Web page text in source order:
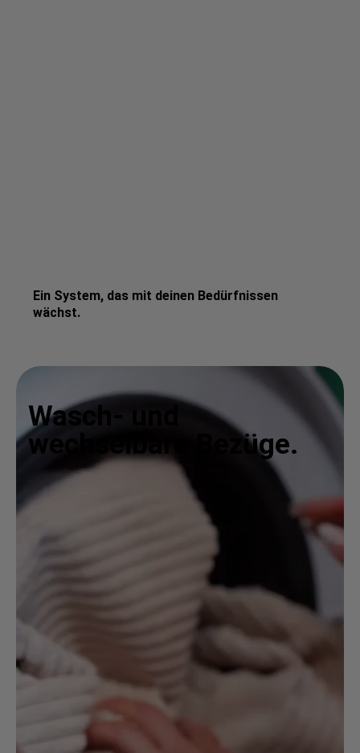
Ein System, das mit deinen Bedürfnissen
wächst.
Wasch- und
wechselbare Bezüge.